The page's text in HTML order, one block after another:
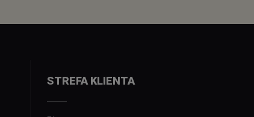
STREFA KLIENTA